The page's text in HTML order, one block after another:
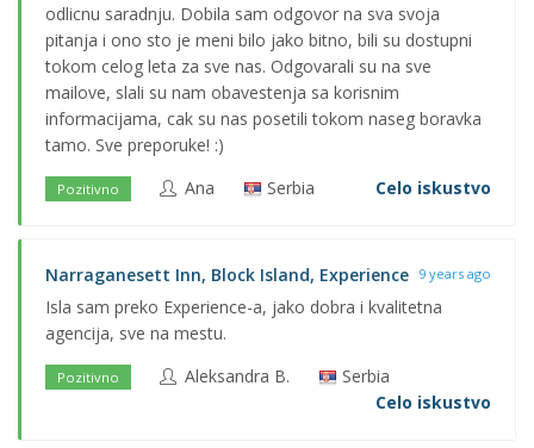
odlicnu saradnju. Dobila sam odgovor na sva svoja
pitanja i ono sto je meni bilo jako bitno, bili su dostupni
tokom celog leta za sve nas. Odgovarali su na sve
mailove, slali su nam obavestenja sa korisnim
informacijama, cak su nas posetili tokom naseg boravka
tamo. Sve preporuke! :)
Pozitivno Ana Serbia Celo iskustvo
Narraganesett Inn, Block Island, Experience 9 years ago
Isla sam preko Experience-a, jako dobra i kvalitetna
agencija, sve na mestu.
Pozitivno Aleksandra B.
Serbia
Celo iskustvo